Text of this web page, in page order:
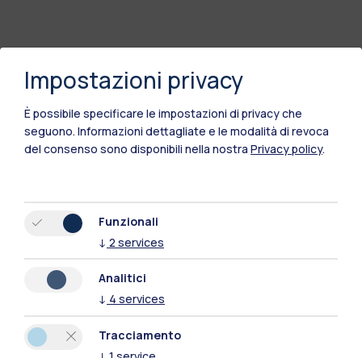
Polimi Community
Residenze
Impostazioni privacy
È possibile specificare le impostazioni di privacy che
seguono. Informazioni dettagliate e le modalità di revoca
del consenso sono disponibili nella nostra Privacy policy.
Funzionali
↓ 2 services
Analitici
↓ 4 services
Tracciamento